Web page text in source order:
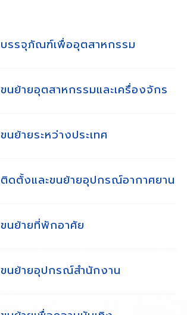
บรรจุภัณฑ์เพื่ออุตสาหกรรม
ขนย้ายอุตสาหกรรมและเครื่องจักร
ขนย้ายระหว่างประเทศ
ติดตั้งและขนย้ายอุปกรณ์อากาศยาน
ขนย้ายที่พักอาศัย
ขนย้ายอุปกรณ์สำนักงาน